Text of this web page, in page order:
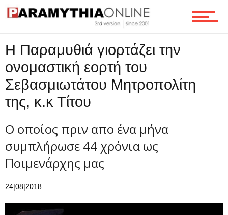
Επικοινωνία
Η Παραμυθιά γιορτάζει την
ονομαστική εορτή του
Σεβασμιωτάτου Μητροπολίτη
της, κ.κ Τίτου
Ο οποίος πριν απο ένα μήνα
συμπλήρωσε 44 χρόνια ως
Ποιμενάρχης μας
24|08|2018